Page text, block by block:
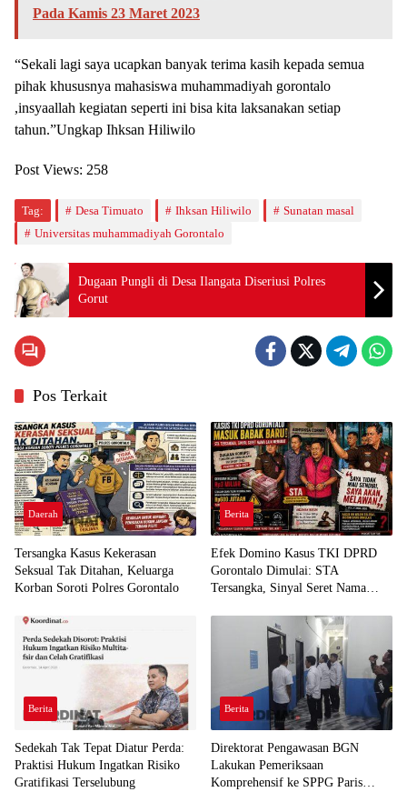
Pada Kamis 23 Maret 2023
“Sekali lagi saya ucapkan banyak terima kasih kepada semua
pihak khususnya mahasiswa muhammadiyah gorontalo
,insyaallah kegiatan seperti ini bisa kita laksanakan setiap
tahun.”Ungkap Ihksan Hiliwilo
Post Views: 258
Tag: Desa Timuato Ihksan Hiliwilo
Sunatan masal
Universitas muhammadiyah Gorontalo
Dugaan Pungli di Desa Ilangata Diseriusi Polres
Gorut
Pos Terkait
Daerah
Tersangka Kasus Kekerasan
Seksual Tak Ditahan, Keluarga
Korban Soroti Polres Gorontalo
Berita
Efek Domino Kasus TKI DPRD
Gorontalo Dimulai: STA
Tersangka, Sinyal Seret Nama
Berita
Sedekah Tak Tepat Diatur Perda:
Praktisi Hukum Ingatkan Risiko
Gratifikasi Terselubung
Berita
Direktorat Pengawasan BGN
Lakukan Pemeriksaan
Komprehensif ke SPPG Paris